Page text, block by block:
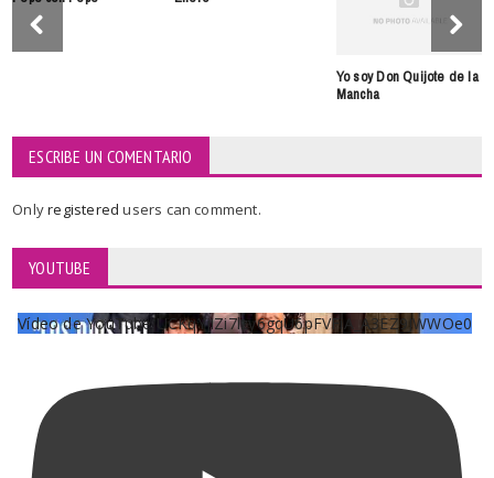
Yo soy Don Quijote de la
Mancha
ESCRIBE UN COMENTARIO
Onlyregisteredusers can comment.
YOUTUBE
Vídeo de YouTube UCKqYjiZi7lzy6gqU6pFVFiA_A3EZ9JWWOe0